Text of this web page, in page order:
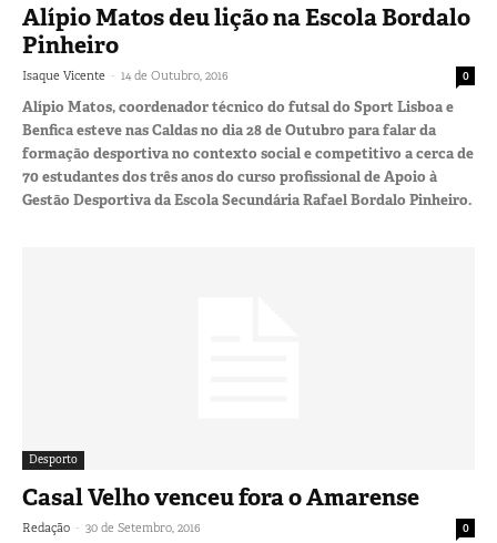
Alípio Matos deu lição na Escola Bordalo
Pinheiro
Isaque Vicente - 14 de Outubro, 2016 0
Alípio Matos, coordenador técnico do futsal do Sport Lisboa e
Benfica esteve nas Caldas no dia 28 de Outubro para falar da
formação desportiva no contexto social e competitivo a cerca de
70 estudantes dos três anos do curso profissional de Apoio à
Gestão Desportiva da Escola Secundária Rafael Bordalo Pinheiro.
Desporto
Casal Velho venceu fora o Amarense
Redação - 30 de Setembro, 2016 0